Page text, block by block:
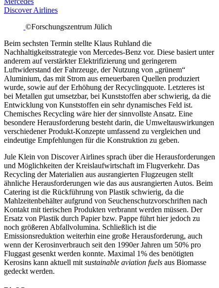
Discover Airlines
©Forschungszentrum Jülich
Beim sechsten Termin stellte Klaus Ruhland die
Nachhaltigkeitsstrategie von Mercedes-Benz vor. Diese basiert unter
anderem auf verstärkter Elektrifizierung und geringerem
Luftwiderstand der Fahrzeuge, der Nutzung von „grünem“
Aluminium, das mit Strom aus erneuerbaren Quellen produziert
wurde, sowie auf der Erhöhung der Recyclingquote. Letzteres ist
bei Metallen gut umsetzbar, bei Kunststoffen aber schwierig, da die
Entwicklung von Kunststoffen ein sehr dynamisches Feld ist.
Chemisches Recycling wäre hier der sinnvollste Ansatz. Eine
besondere Herausforderung besteht darin, die Umweltauswirkungen
verschiedener Produkt-Konzepte umfassend zu vergleichen und
eindeutige Empfehlungen für die Konstruktion zu geben.
Jule Klein von Discover Airlines sprach über die Herausforderungen
und Möglichkeiten der Kreislaufwirtschaft im Flugverkehr. Das
Recycling der Materialien aus ausrangierten Flugzeugen stellt
ähnliche Herausforderungen wie das aus ausrangierten Autos. Beim
Catering ist die Rückführung von Plastik schwierig, da die
Mahlzeitenbehälter aufgrund von Seuchenschutzvorschriften nach
Kontakt mit tierischen Produkten verbrannt werden müssen. Der
Ersatz von Plastik durch Papier bzw. Pappe führt hier jedoch zu
noch größeren Abfallvolumina. Schließlich ist die
Emissionsreduktion weiterhin eine große Herausforderung, auch
wenn der Kerosinverbrauch seit den 1990er Jahren um 50% pro
Fluggast gesenkt werden konnte. Maximal 1% des benötigten
Kerosins kann aktuell mit sustainable aviation fuels aus Biomasse
gedeckt werden.